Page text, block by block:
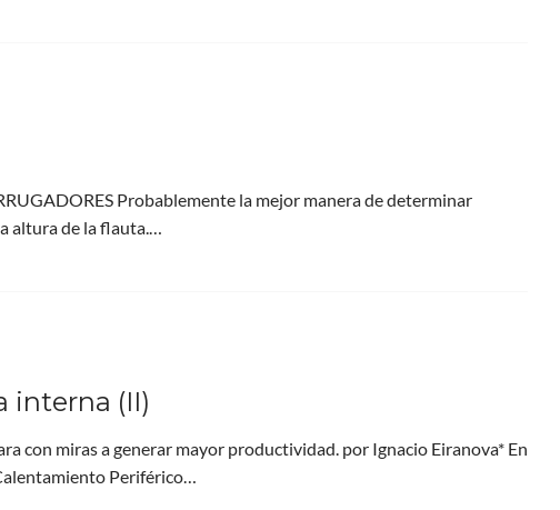
Probablemente la mejor manera de determinar
altura de la flauta.…
interna (II)
con miras a generar mayor productividad. por Ignacio Eiranova* En
Periférico…